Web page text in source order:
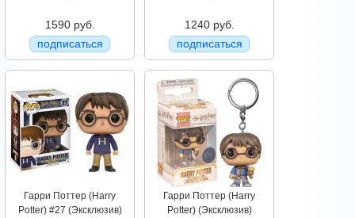
1590 руб.
подписаться
1240 руб.
подписаться
Гарри Поттер (Harry
Potter) #27 (Эксклюзив)
Гарри Поттер (Harry
Potter) (Эксклюзив)